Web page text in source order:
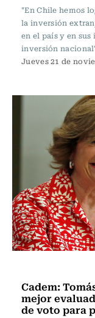
"En Chile hemos
la inversión
en el país y en
inversión
Jueves 21 de
Cadem:
mejor
de voto para